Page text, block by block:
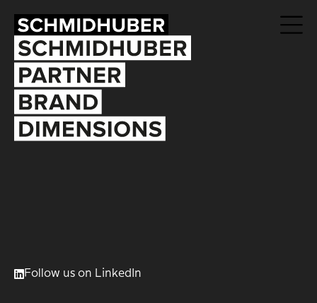
Follow us on LinkedIn